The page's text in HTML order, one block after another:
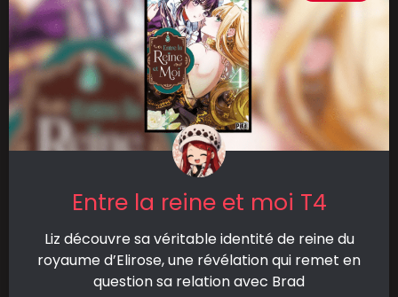
Entre la reine et moi T4
Liz découvre sa véritable identité de reine du
royaume d’Elirose, une révélation qui remet en
question sa relation avec Brad